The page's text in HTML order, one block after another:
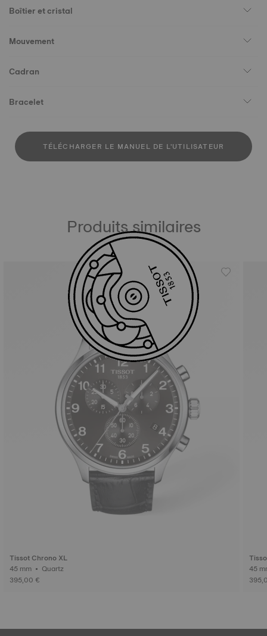
Boîtier et cristal
Mouvement
Cadran
Bracelet
TÉLÉCHARGER LE MANUEL DE L'UTILISATEUR
Produits similaires
Tissot Chrono XL
45 mm • Quartz
395,00 €